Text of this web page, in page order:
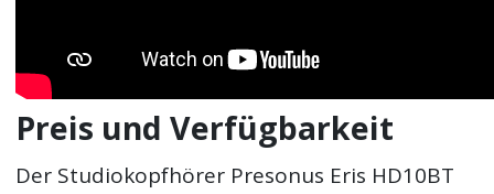
Preis und Verfügbarkeit
Der Studiokopfhörer Presonus Eris HD10BT